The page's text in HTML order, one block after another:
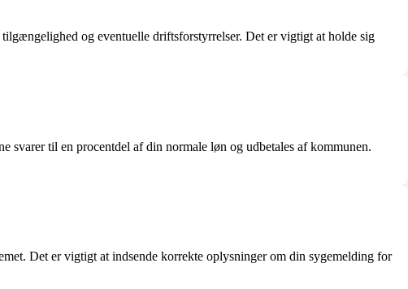
og eventuelle driftsforstyrrelser. Det er vigtigt at holde sig
svarer til en procentdel af din normale løn og udbetales af kommunen.
Det er vigtigt at indsende korrekte oplysninger om din sygemelding for